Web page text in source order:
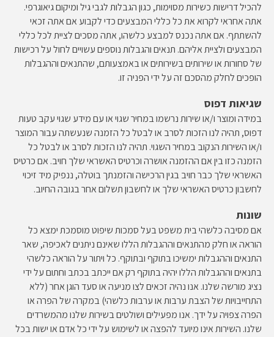
להכיל דרישות כשירות מסוימות, כגון הגבלות לגבי גיל ומיקום גיאוגרפי.
אתה אחראי לקרוא את כל כללי המבצעים כדי לקבוע אם אתה זכאי
להשתתף. אם אתה נכנס למבצע כלשהו, ​​אתה מסכים לציית לכל כללי
המבצעים ולציית אליהם. תנאים והגבלות נוספים עשויים לחול על רכישות
של סחורות או שירותים בשירותים או באמצעותם, שהתנאים וההגבלות
הופכים לחלק מהסכם זה על ידי הפניה זו.
שגיאות דפוס
במידה ומוצר ו/או שירות נרשמו במחיר שגוי או עם מידע שגוי עקב טעות
דפוס, תהיה לנו הזכות לסרב או לבטל כל הזמנה שנעשתה עבור המוצר
ו/או השירות הנקוב במחיר השגוי. תהיה לנו הזכות לסרב או לבטל כל
הזמנה כזו בין אם ההזמנה אושרה וכרטיס האשראי שלך חויב. אם כרטיס
האשראי שלך כבר חויב בגין הרכישה והזמנתך בוטלה, ננפיק מיד זיכוי
לחשבון כרטיס האשראי שלך או לחשבון תשלום אחר בגובה החיוב.
שונות
אם מסיבה כלשהי בית משפט בעל סמכות שיפוט מוסמכת ימצא כל
הוראה או חלק מהתנאים וההגבלות הללו שאינם ניתנים לאכיפה, שאר
התנאים וההגבלות ימשיכו בתוקף ובתוקף. כל ויתור על הוראה כלשהי
בתנאים וההגבלות הללו יהיה בתוקף רק אם ייכתב בכתב וחתום על ידי
נציג מורשה שלנו. אנו נהיה זכאים לצו מניעה או סעד הוגן אחר (ללא
התחייבויות של הצבת ערבות או ערבות כלשהי) במקרה של הפרה או
הפרה צפויה על ידך. אנו מפעילים ושולטים בשירות שלנו מהמשרדים
שלנו. השירות אינו מיועד להפצה או לשימוש על ידי כל אדם או ישות בכל